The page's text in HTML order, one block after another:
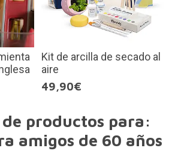
Kit de arcilla de secado al
aire
49,90€
productos para:
amigos de 60 años